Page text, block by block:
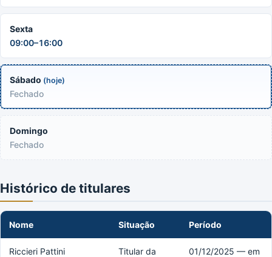
Sexta
09:00–16:00
Sábado (hoje)
Fechado
Domingo
Fechado
Histórico de titulares
Nome Situação Período
Riccieri Pattini
Titular da
01/12/2025 — em